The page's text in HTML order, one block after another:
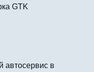
GTK
автосервис в